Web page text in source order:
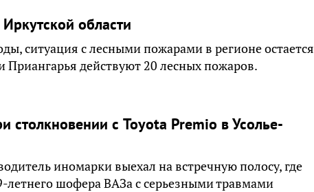
области
ситуация с лесными пожарами в регионе остается
действуют 20 лесных пожаров.
с Toyota Premio в Усолье-
иномарки выехал на встречную полосу, где
летнего шофера ВАЗа с серьезными травмами